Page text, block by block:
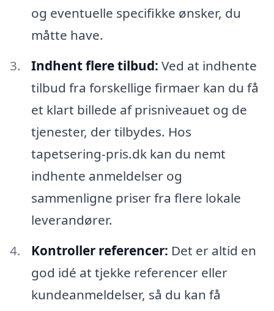
og eventuelle specifikke ønsker, du
måtte have.
Indhent flere tilbud: Ved at indhente
tilbud fra forskellige firmaer kan du få
et klart billede af prisniveauet og de
tjenester, der tilbydes. Hos
tapetsering-pris.dk kan du nemt
indhente anmeldelser og
sammenligne priser fra flere lokale
leverandører.
Kontroller referencer: Det er altid en
god idé at tjekke referencer eller
kundeanmeldelser, så du kan få